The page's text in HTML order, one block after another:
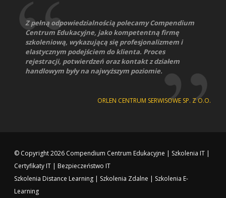
Z pełną odpowiedzialnością polecamy Compendium
Centrum Edukacyjne, jako kompetentną firmę
szkoleniową, wykazującą się profesjonalizmem i
elastycznym podejściem do klienta. Proces
rejestracji, potwierdzeń oraz kontakt z działem
handlowym były na najwyższym poziomie.
ORLEN CENTRUM SERWISOWE SP. Z O.O.
© Copyright 2026 Compendium Centrum Edukacyjne | Szkolenia IT |
Certyfikaty IT | Bezpieczeństwo IT
Szkolenia Distance Learning | Szkolenia Zdalne | Szkolenia E-
Learning